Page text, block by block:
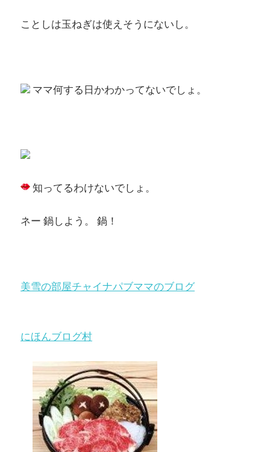
ことしは玉ねぎは使えそうにないし。
ママ何する日かわかってないでしょ。
知ってるわけないでしょ。
ネー 鍋しよう。 鍋！
美雪の部屋チャイナパブママのブログ
にほんブログ村